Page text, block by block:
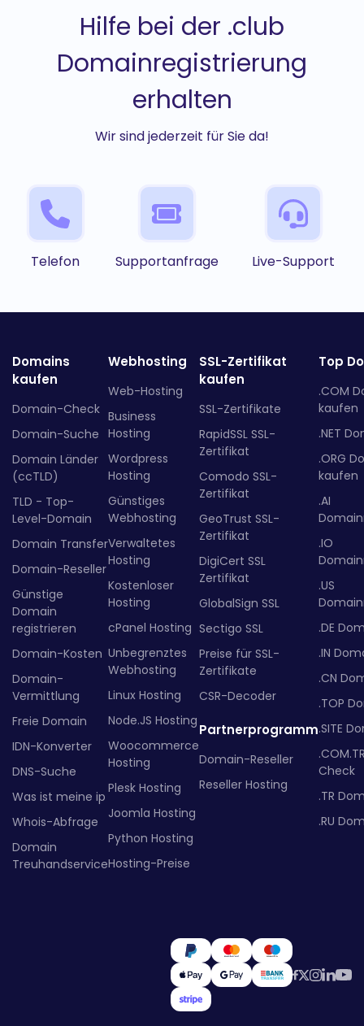
Hilfe bei der .club
Domainregistrierung
erhalten
Wir sind jederzeit für Sie da!
Telefon Supportanfrage Live-Support
Domains
kaufen
Domain-Check
Domain-Suche
Domain Länder
(ccTLD)
TLD - Top-
Level-Domain
Domain Transfer
Domain-Reseller
Günstige
Domain
registrieren
Domain-Kosten
Domain-
Vermittlung
Freie Domain
IDN-Konverter
DNS-Suche
Was ist meine ip
Whois-Abfrage
Domain
Treuhandservice
Webhosting
Web-Hosting
Business
Hosting
Wordpress
Hosting
Günstiges
Webhosting
Verwaltetes
Hosting
Kostenloser
Hosting
cPanel Hosting
Unbegrenztes
Webhosting
Linux Hosting
Node.JS Hosting
Woocommerce
Hosting
Plesk Hosting
Joomla Hosting
Python Hosting
Hosting-Preise
SSL-Zertifikat
kaufen
SSL-Zertifikate
RapidSSL SSL-
Zertifikat
Comodo SSL-
Zertifikat
GeoTrust SSL-
Zertifikat
DigiCert SSL
Zertifikat
GlobalSign SSL
Sectigo SSL
Preise für SSL-
Zertifikate
CSR-Decoder
Partnerprogramm
Domain-Reseller
Reseller Hosting
Top
.COM
kaufen
.NET
.ORG
kaufen
.AI
.IO
.US
.DE
.IN
.CN
.TOP
.SITE
Check
.TR
.RU